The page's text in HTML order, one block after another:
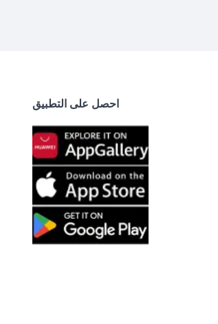
احصل على التطبيق